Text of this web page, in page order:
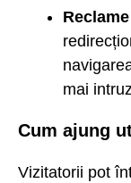
mai
Cum ajung
Vizitatorii pot